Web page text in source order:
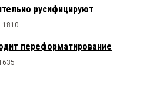
русифицируют
1810
переформатирование